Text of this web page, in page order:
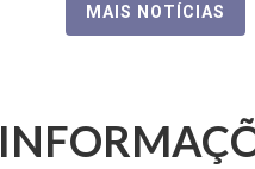
MAIS NOTÍCIAS